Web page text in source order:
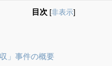
目次 [非表示
」事件の概要